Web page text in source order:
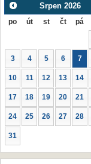
Srpen 2026
po út st čt pá
3 4 5 6 7
10 11 12 13 14
17 18 19 20 21
24 25 26 27 28
31